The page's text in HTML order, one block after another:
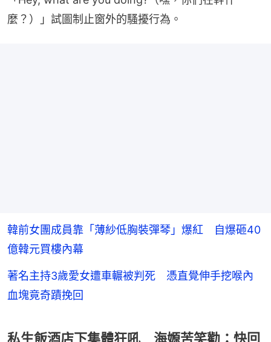
麼？）」試圖制止窗外的騷擾行為。
韓前女團成員靠「薄紗低胸裝彈琴」爆紅 自爆砸40
億韓元買樓內幕
著名主持3歲愛女遭車輾被判死 憑直覺伸手挖喉內
血塊竟奇蹟挽回
私生飯酒店下集體狂吼 海嫄苦笑勸：快回